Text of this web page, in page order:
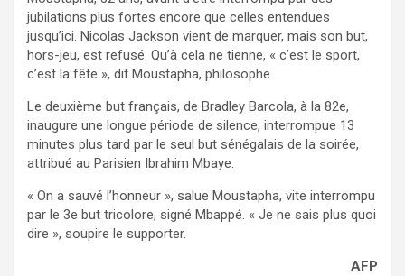
jubilations plus fortes encore que celles entendues
jusqu’ici. Nicolas Jackson vient de marquer, mais son but,
hors-jeu, est refusé. Qu’à cela ne tienne, « c’est le sport,
c’est la fête », dit Moustapha, philosophe.
Le deuxième but français, de Bradley Barcola, à la 82e,
inaugure une longue période de silence, interrompue 13
minutes plus tard par le seul but sénégalais de la soirée,
attribué au Parisien Ibrahim Mbaye.
« On a sauvé l’honneur », salue Moustapha, vite interrompu
par le 3e but tricolore, signé Mbappé. « Je ne sais plus quoi
dire », soupire le supporter.
AFP